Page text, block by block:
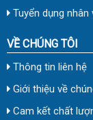
Tuyển dụng nhân
VỀ CHÚNG TÔI
Thông tin liên hệ
Giới thiệu về
Cam kết chất